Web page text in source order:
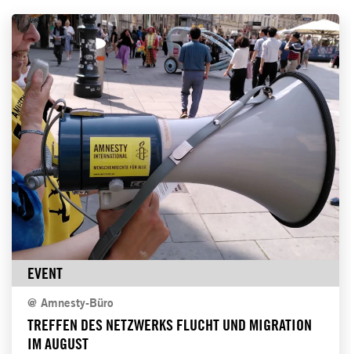
Suche
EVENT
@ Amnesty-Büro
TREFFEN DES NETZWERKS FLUCHT UND MIGRATION
IM AUGUST